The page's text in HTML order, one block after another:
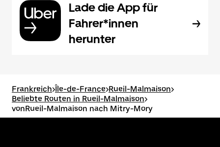
Lade die App für
Fahrer*innen
herunter
Frankreich>Île-de-France>Rueil-Malmaison>
Beliebte Routen in Rueil-Malmaison>
vonRueil-Malmaison nach Mitry-Mory